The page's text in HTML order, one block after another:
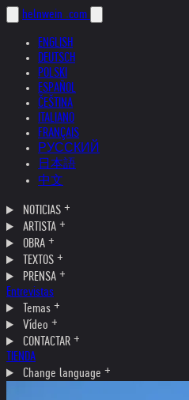
helnwein .com
ENGLISH
DEUTSCH
POLSKI
ESPAÑOL
ČEŠTINA
ITALIANO
FRANÇAIS
РУССКИЙ
日本語
中文
NOTICIAS
ARTISTA
OBRA
TEXTOS
PRENSA
Entrevistas
Temas
Vídeo
CONTACTAR
TIENDA
Change language